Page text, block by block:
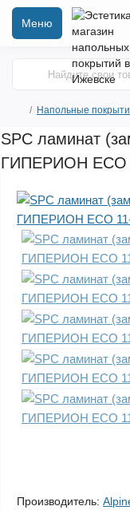
Меню
Напольные
SPC ламинат
ГИПЕРИОН ECO
Производитель: